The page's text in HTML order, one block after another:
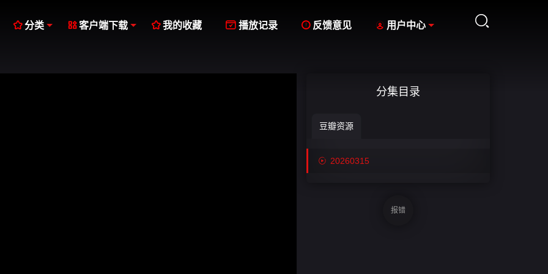

分类 客户端下载 我的收藏  播放记录  反馈意见  用户中心
分集目录
豆瓣资源
 20260315
报错